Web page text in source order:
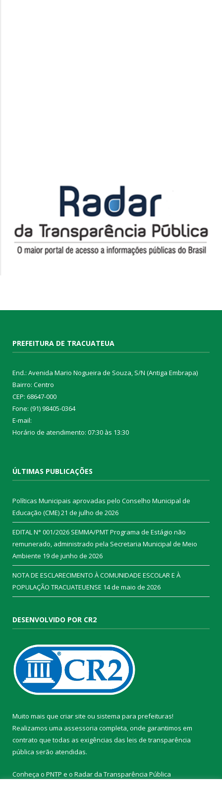
PREFEITURA DE TRACUATEUA
End.: Avenida Mario Nogueira de Souza, S/N (Antiga Embrapa)
Bairro: Centro
CEP: 68647-000
Fone: (91) 98405-0364
E-mail:
Horário de atendimento: 07:30 às 13:30
ÚLTIMAS PUBLICAÇÕES
Políticas Municipais aprovadas pelo Conselho Municipal de
Educação (CME)21 de julho de 2026
EDITAL N° 001/2026 SEMMA/PMT Programa de Estágio não
remunerado, administrado pela Secretaria Municipal de Meio
Ambiente 19 de junho de 2026
NOTA DE ESCLARECIMENTO À COMUNIDADE ESCOLAR E À
POPULAÇÃO TRACUATEUENSE 14 de maio de 2026
DESENVOLVIDO POR CR2
Muito mais que criar site ou sistema para prefeituras!
Realizamos uma assessoria completa, onde garantimos em
contrato que todas as exigências das leis de transparência
pública serão atendidas.
Conheça o PNTP e o Radar da Transparência Pública